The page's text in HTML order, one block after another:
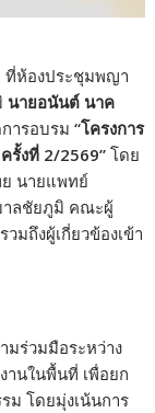
ที่ห้องประชุมพญา
นายอนันต์ นาค
ารอบรม “โครงการ
รั้งที่ 2/2569” โดย
นายแพทย์
าลชัยภูมิ คณะผู้
มถึงผู้เกี่ยวข้องเข้า
มร่วมมือระหว่าง
านในพื้นที่ เพื่อยก
ม โดยมุ่งเน้นการ